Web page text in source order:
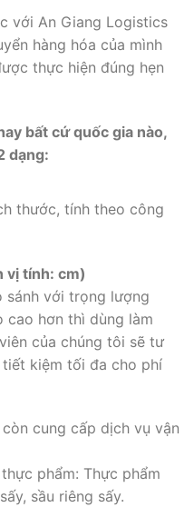
với An Giang Logistics
hàng hóa của mình
thực hiện đúng hẹn
bất cứ quốc gia nào,
dạng:
thước, tính theo công
vị tính: cm)
sánh với trọng lượng
cao hơn thì dùng làm
của chúng tôi sẽ tư
kiệm tối đa cho phí
cung cấp dịch vụ vận
phẩm: Thực phẩm
sầu riêng sấy.